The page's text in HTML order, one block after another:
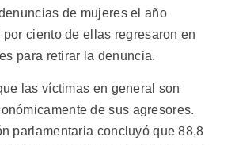
de mujeres el año
ciento de ellas regresaron en
para retirar la denuncia.
las víctimas en general son
de sus agresores.
parlamentaria concluyó que 88,8